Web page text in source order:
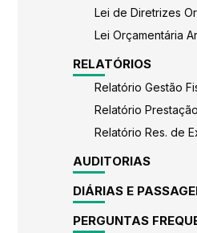
Lei de Diretrizes
Lei Orçamentária
RELATÓRIOS
Relatório Gestão
Relatório
Relatório Res. de
AUDITORIAS
DIÁRIAS E
PERGUNTAS